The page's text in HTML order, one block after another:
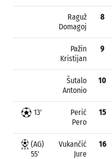
Raguž
Domagoj
8
Pažin
Kristijan
9
Šutalo
Antonio
10
13'
Perić
Pero
15
(AG)
55'
Vukančić
Jure
16